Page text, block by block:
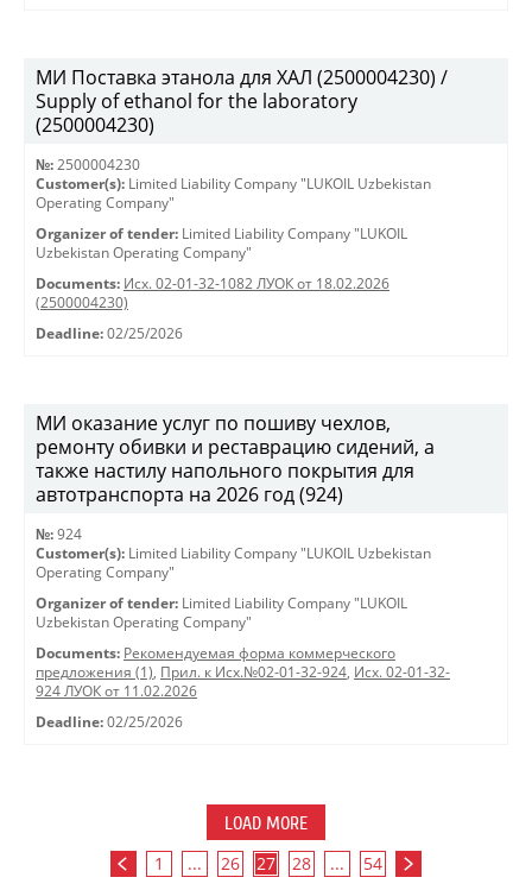
МИ Поставка этанола для ХАЛ (2500004230) /
Supply of ethanol for the laboratory
(2500004230)
№: 2500004230
Customer(s): Limited Liability Company "LUKOIL Uzbekistan
Operating Company"
Organizer of tender: Limited Liability Company "LUKOIL
Uzbekistan Operating Company"
Documents: Исх. 02-01-32-1082 ЛУОК от 18.02.2026
(2500004230)
Deadline: 02/25/2026
МИ оказание услуг по пошиву чехлов,
ремонту обивки и реставрацию сидений, а
также настилу напольного покрытия для
автотранспорта на 2026 год (924)
№: 924
Customer(s): Limited Liability Company "LUKOIL Uzbekistan
Operating Company"
Organizer of tender: Limited Liability Company "LUKOIL
Uzbekistan Operating Company"
Documents: Рекомендуемая форма коммерческого
предложения (1), Прил. к Исх.№02-01-32-924, Исх. 02-01-32-
924 ЛУОК от 11.02.2026
Deadline: 02/25/2026
LOAD MORE
1 ... 26 27 28 ... 54